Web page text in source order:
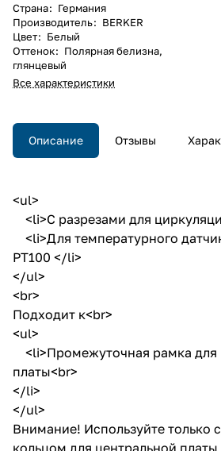
Страна: Германия
Производитель: BERKER
Цвет: Белый
Оттенок: Полярная белизна,
глянцевый
Все характеристики
Описание Отзывы
<ul>
<li>С разрезами для
<li>Для температурного
РТ100 </li>
</ul>
<br>
Подходит к<br>
<ul>
<li>Промежуточная рамка для
платы<br>
</li>
</ul>
Внимание! Используйте только
кольцом для центральной